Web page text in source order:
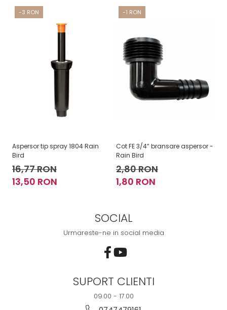
-3 RON
Aspersor tip spray 1804 Rain
Bird
16,77 RON
13,50 RON
-1 RON
Cot FE 3/4” bransare aspersor -
Rain Bird
2,80 RON
1,80 RON
SOCIAL
Urmareste-ne in social media
SUPORT CLIENTI
09.00 - 17.00